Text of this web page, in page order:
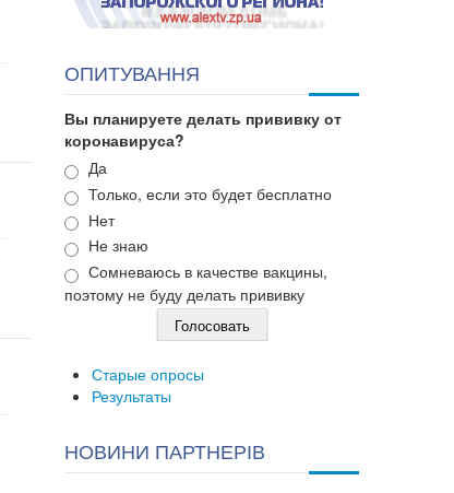
ОПИТУВАННЯ
Вы планируете делать прививку от
коронавируса?
Варианты
Да
Только, если это будет бесплатно
Нет
Не знаю
Сомневаюсь в качестве вакцины,
поэтому не буду делать прививку
Старые опросы
Результаты
НОВИНИ ПАРТНЕРІВ